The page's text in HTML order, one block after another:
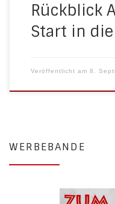
Rückblick
Start in
Veröffentlicht am 8.
WERBEBANDE